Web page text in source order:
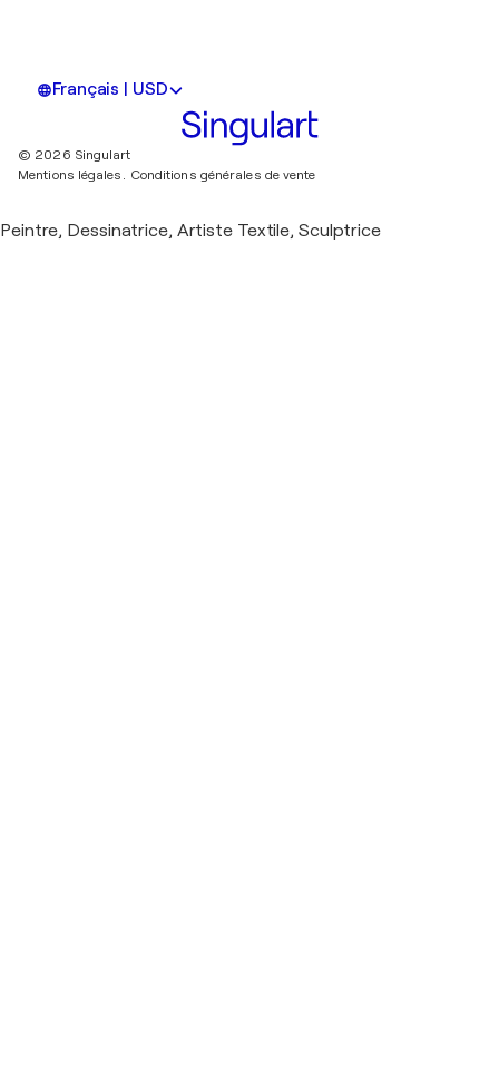
Français | USD
© 2026 Singulart
Mentions légales. Conditions générales de vente
Peintre, Dessinatrice, Artiste Textile, Sculptrice